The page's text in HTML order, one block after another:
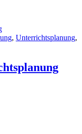
, Unterrichtsplanung,